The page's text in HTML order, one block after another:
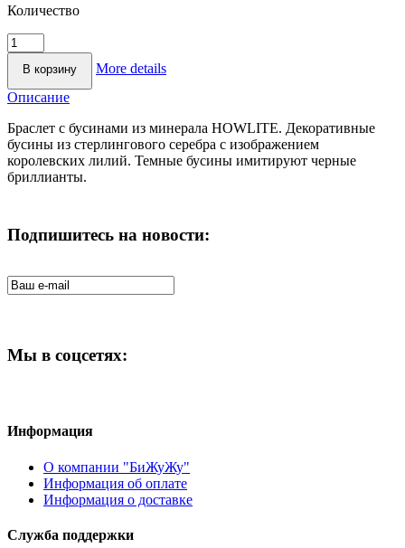
Количество
More details
Описание
Браслет с бусинами из минерала HOWLITE. Декоративные
бусины из стерлингового серебра с изображением
королевских лилий. Темные бусины имитируют черные
бриллианты.
Подпишитесь на новости:
Мы в соцсетях:
Информация
О компании "БиЖуЖу"
Информация об оплате
Информация о доставке
Служба поддержки